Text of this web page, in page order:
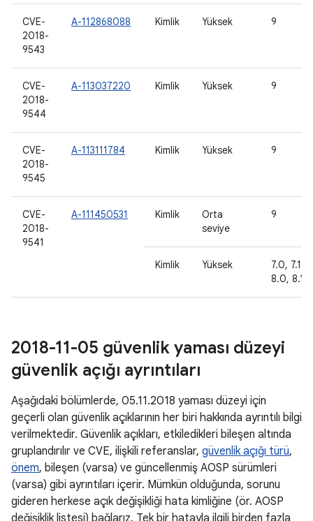
CVE-
2018-
9543
A-112868088 Kimlik Yüksek 9
CVE-
2018-
9544
A-113037220 Kimlik Yüksek 9
CVE-
2018-
9545
A-113111784 Kimlik Yüksek 9
CVE-
2018-
9541
A-111450531 Kimlik
Orta
seviye
9
Kimlik Yüksek
7.0, 7.1.1,
8.0, 8.1
2018-11-05 güvenlik yaması düzeyi
güvenlik açığı ayrıntıları
Aşağıdaki bölümlerde, 05.11.2018 yaması düzeyi için
geçerli olan güvenlik açıklarının her biri hakkında ayrıntılı bilgi
verilmektedir. Güvenlik açıkları, etkiledikleri bileşen altında
gruplandırılır ve CVE, ilişkili referanslar, güvenlik açığı türü,
önem, bileşen (varsa) ve güncellenmiş AOSP sürümleri
(varsa) gibi ayrıntıları içerir. Mümkün olduğunda, sorunu
gideren herkese açık değişikliği hata kimliğine (ör. AOSP
değişiklik listesi) bağlarız. Tek bir hatayla ilgili birden fazla